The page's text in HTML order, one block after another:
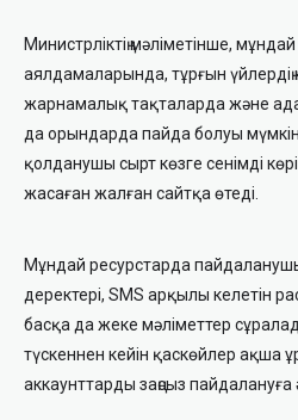
Министрліктің мәліметінше,
аялдамаларында, тұрғын үйлердің
жарнамалық тақталарда және
да орындарда пайда болуы
қолданушы сырт көзге сенімді
жасаған жалған сайтқа өтеді.
Мұндай ресурстарда
деректері, SMS арқылы келетін
басқа да жеке мәліметтер
түскеннен кейін қаскөйлер ақша
аккаунттарды заңсыз пайдалануға